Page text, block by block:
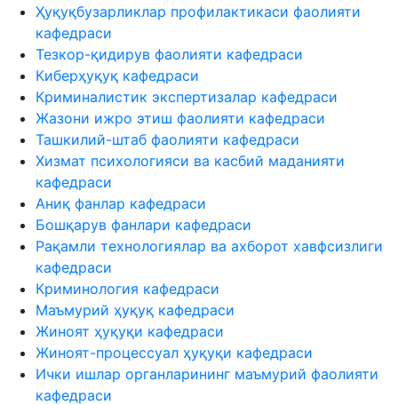
Ҳуқуқбузарликлар профилактикаси фаолияти
кафедраси
Тезкор-қидирув фаолияти кафедраси
Киберҳуқуқ кафедраси
Криминалистик экспертизалар кафедраси
Жазони ижро этиш фаолияти кафедраси
Ташкилий-штаб фаолияти кафедраси
Хизмат психологияси ва касбий маданияти
кафедраси
Аниқ фанлар кафедраси
Бошқарув фанлари кафедраси
Рақамли технологиялар ва ахборот хавфсизлиги
кафедраси
Криминология кафедраси
Маъмурий ҳуқуқ кафедраси
Жиноят ҳуқуқи кафедраси
Жиноят-процессуал ҳуқуқи кафедраси
Ички ишлар органларининг маъмурий фаолияти
кафедраси